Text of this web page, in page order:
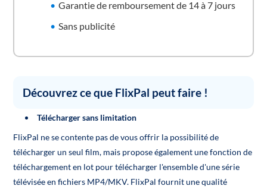
Garantie de remboursement de 14 à 7 jours
Sans publicité
Découvrez ce que FlixPal peut faire !
Télécharger sans limitation
FlixPal ne se contente pas de vous offrir la possibilité de
télécharger un seul film, mais propose également une fonction de
téléchargement en lot pour télécharger l'ensemble d'une série
télévisée en fichiers MP4/MKV. FlixPal fournit une qualité